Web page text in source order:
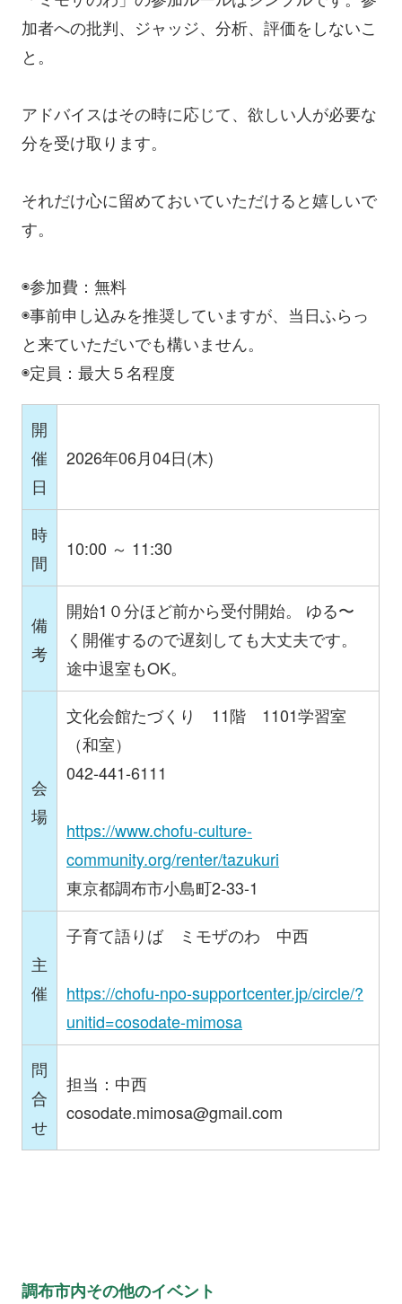
加者への批判、ジャッジ、分析、評価をしないこ
と。
アドバイスはその時に応じて、欲しい人が必要な
分を受け取ります。
それだけ心に留めておいていただけると嬉しいで
す。
◉参加費：無料
◉事前申し込みを推奨していますが、当日ふらっ
と来ていただいでも構いません。
◉定員：最大５名程度
開
催
日
2026年06月04日(木)
時
間
10:00 ～ 11:30
備
考
開始1０分ほど前から受付開始。 ゆる〜
く開催するので遅刻しても大丈夫です。
途中退室もOK。
会
場
文化会館たづくり 11階 1101学習室
（和室）
042-441-6111
https://www.chofu-culture-
community.org/renter/tazukuri
東京都調布市小島町2-33-1
主
催
子育て語りば ミモザのわ 中西
https://chofu-npo-supportcenter.jp/circle/?
unitid=cosodate-mimosa
問
合
せ
担当：中西
cosodate.mimosa@gmail.com
調布市内その他のイベント